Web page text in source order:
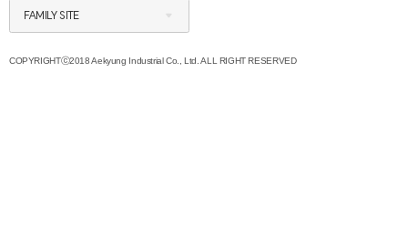
FAMILY SITE
COPYRIGHTⓒ2018 Aekyung Industrial Co., Ltd. ALL RIGHT RESERVED